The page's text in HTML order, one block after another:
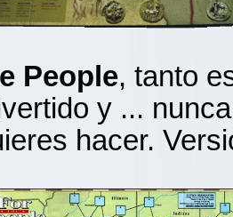
People, tanto
y ...
hacer.